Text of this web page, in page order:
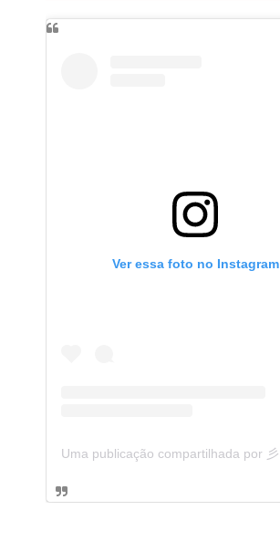
Ver essa foto no Instagram